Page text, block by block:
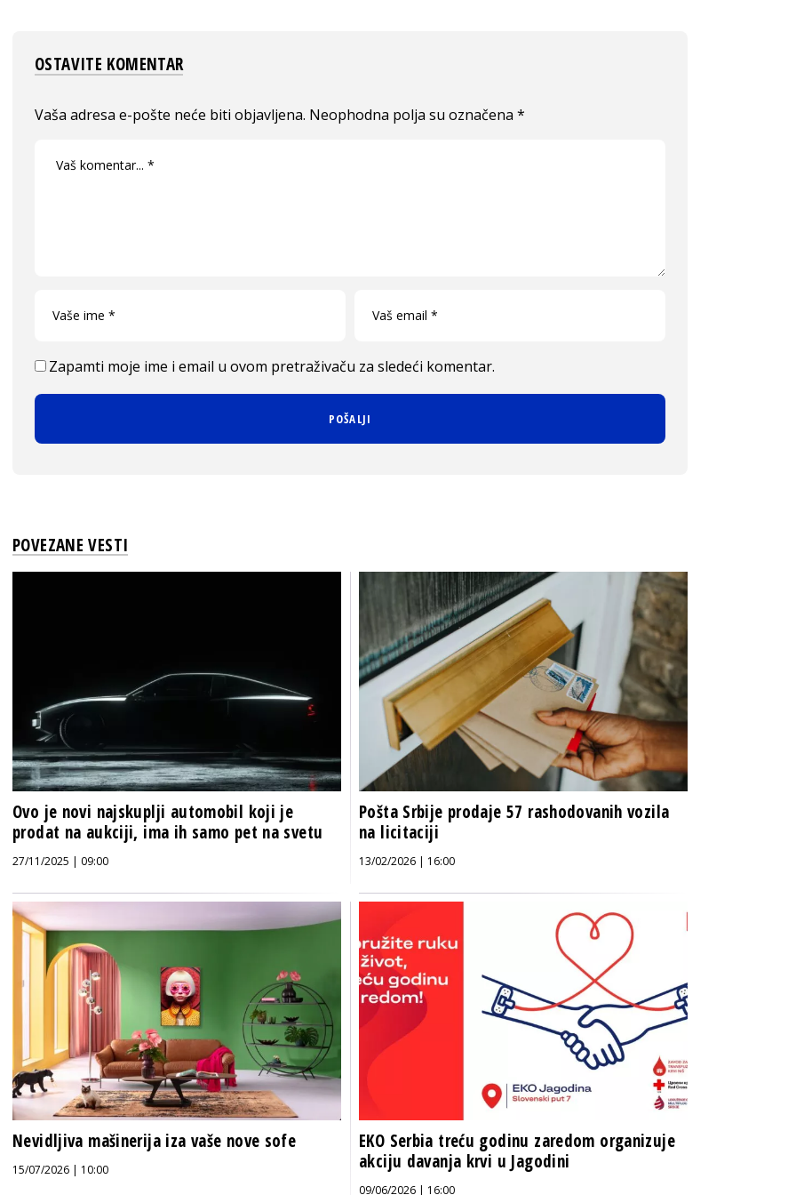
OSTAVITE KOMENTAR
Vaša adresa e-pošte neće biti objavljena. Neophodna polja su označena *
Zapamti moje ime i email u ovom pretraživaču za sledeći komentar.
POVEZANE VESTI
Ovo je novi najskuplji automobil koji je
prodat na aukciji, ima ih samo pet na svetu
27/11/2025 | 09:00
Pošta Srbije prodaje 57 rashodovanih vozila
na licitaciji
13/02/2026 | 16:00
Nevidljiva mašinerija iza vaše nove sofe
15/07/2026 | 10:00
EKO Serbia treću godinu zaredom organizuje
akciju davanja krvi u Jagodini
09/06/2026 | 16:00